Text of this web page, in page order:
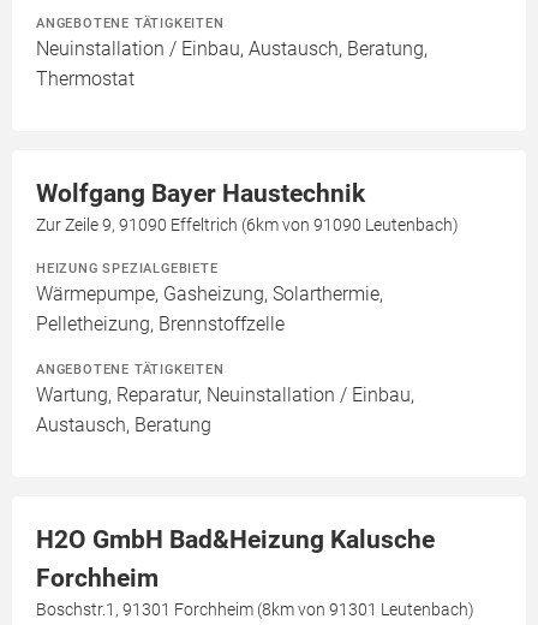
ANGEBOTENE TÄTIGKEITEN
Neuinstallation / Einbau, Austausch, Beratung,
Thermostat
Wolfgang Bayer Haustechnik
Zur Zeile 9, 91090 Effeltrich (6km von 91090 Leutenbach)
HEIZUNG SPEZIALGEBIETE
Wärmepumpe, Gasheizung, Solarthermie,
Pelletheizung, Brennstoffzelle
ANGEBOTENE TÄTIGKEITEN
Wartung, Reparatur, Neuinstallation / Einbau,
Austausch, Beratung
H2O GmbH Bad&Heizung Kalusche
Forchheim
Boschstr.1, 91301 Forchheim (8km von 91301 Leutenbach)